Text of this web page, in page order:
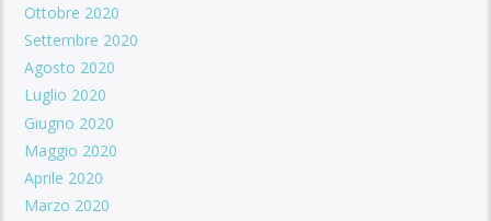
Ottobre 2020
Settembre 2020
Agosto 2020
Luglio 2020
Giugno 2020
Maggio 2020
Aprile 2020
Marzo 2020